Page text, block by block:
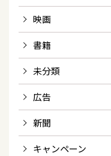
映画
書籍
未分類
広告
新聞
キャンペーン